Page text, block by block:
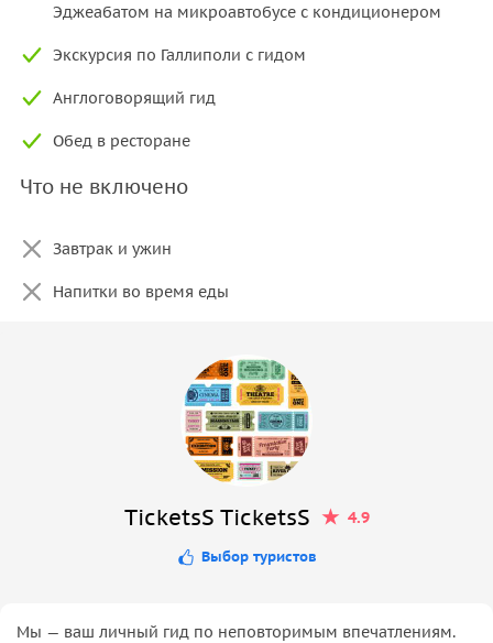
Эджеабатом на микроавтобусе с кондиционером
Экскурсия по Галлиполи с гидом
Англоговорящий гид
Обед в ресторане
Что не включено
Завтрак и ужин
Напитки во время еды
TicketsS TicketsS 4.9
Выбор туристов
Мы — ваш личный гид по неповторимым впечатлениям.